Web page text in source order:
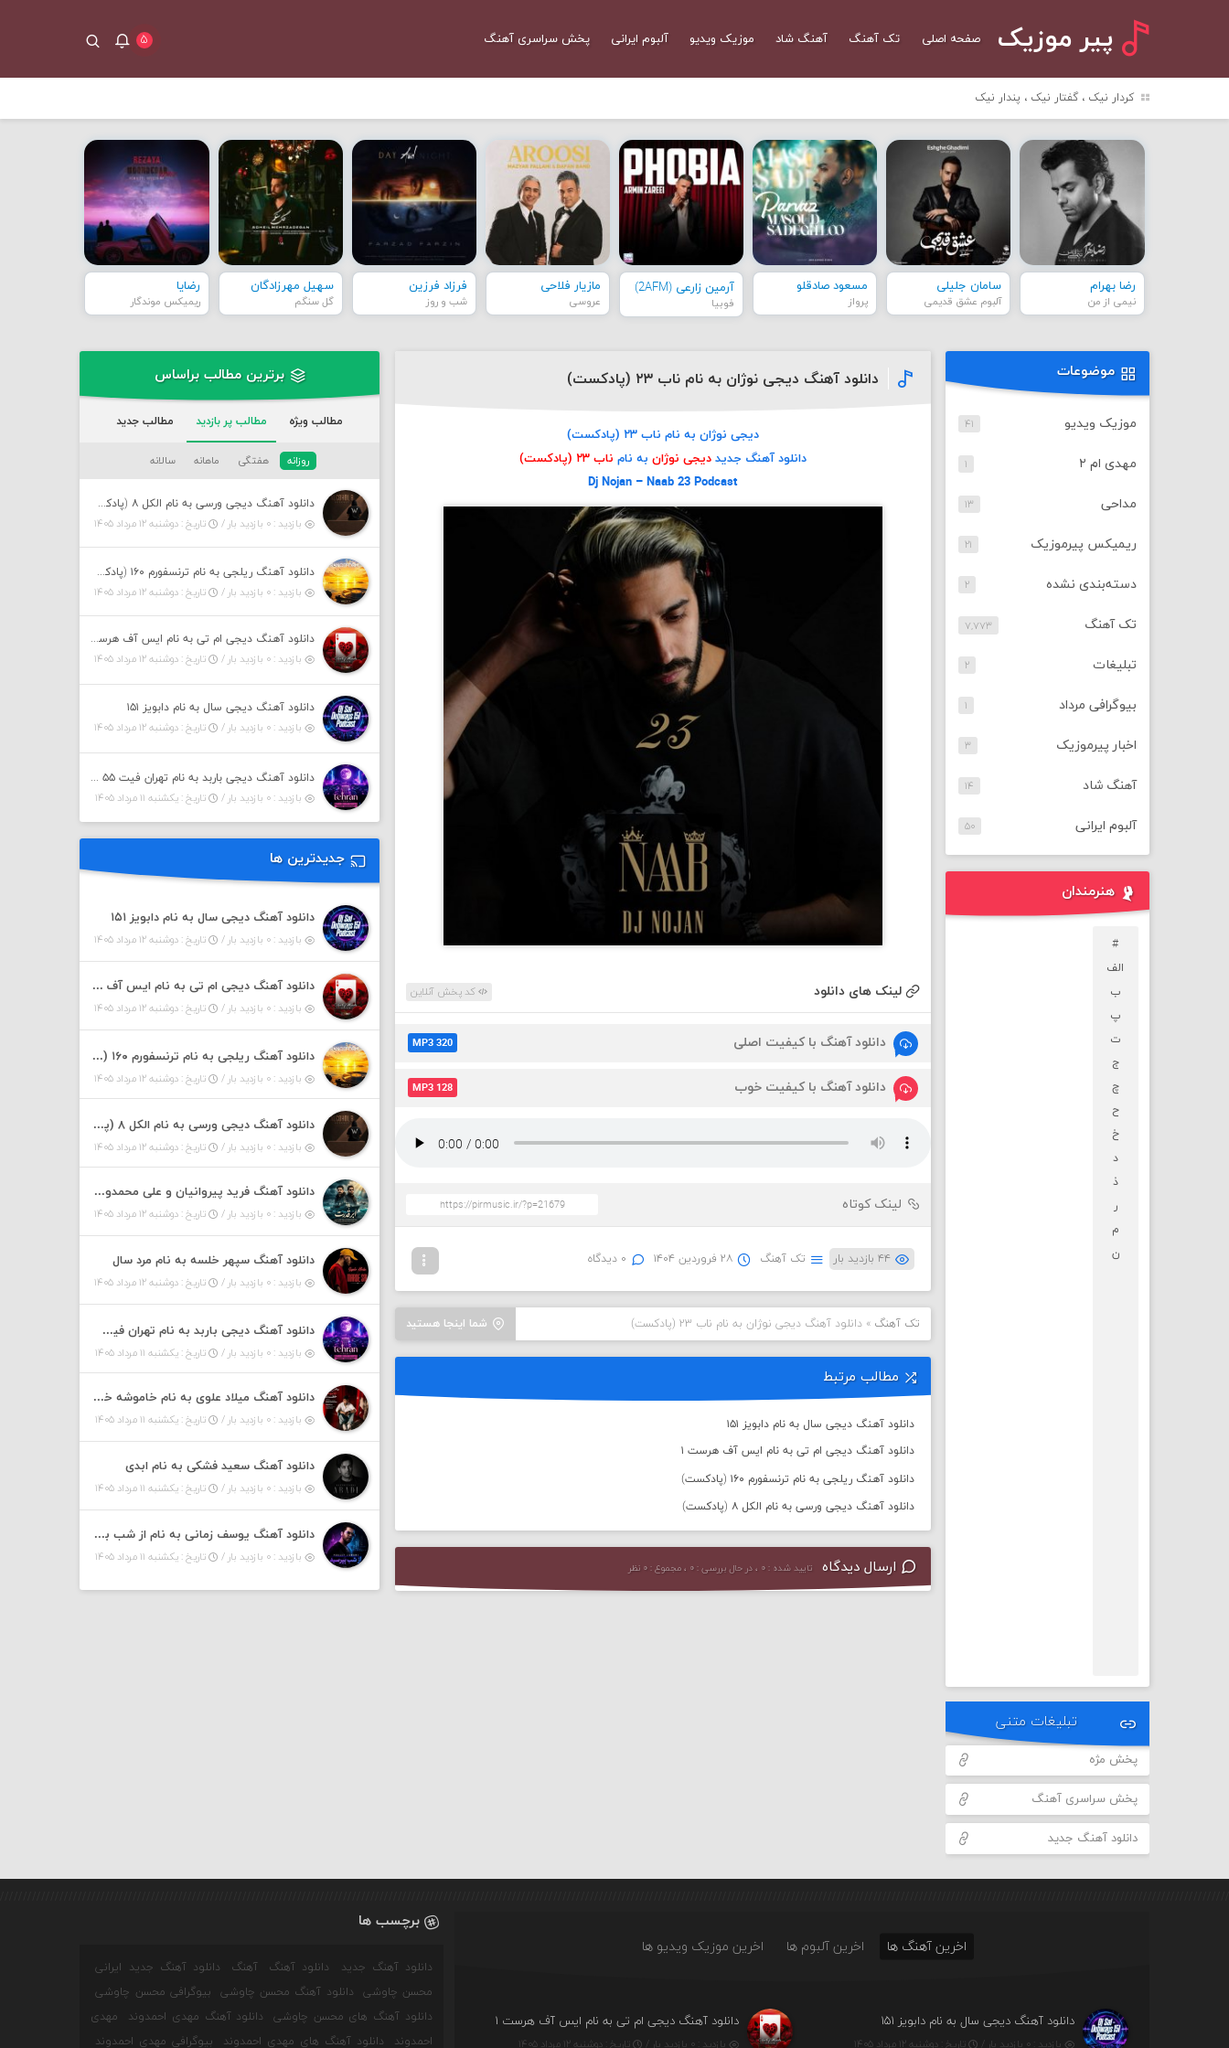
پیر موزیک صفحه اصلی تک آهنگ آهنگ شاد موزیک ویدیو آلبوم ایرانی پخش سراسری آهنگ ۵
کردار نیک ، گفتار نیک ، پندار نیک
رضا بهرام
نیمی از من
سامان جلیلی
آلبوم عشق قدیمی
مسعود صادقلو
پرواز
آرمین زارعی (2AFM)
فوبیا
مازیار فلاحی
عروسی
فرزاد فرزین
شب و روز
سهیل مهرزادگان
گل سنگم
رضایا
ریمیکس موندگار
دانلود آهنگ دیجی نوژان به نام ناب ۲۳ (پادکست)
دیجی نوژان به نام ناب ۲۳ (پادکست)
دانلود آهنگ جدید دیجی نوژان به نام ناب ۲۳ (پادکست)
Dj Nojan – Naab 23 Podcast
لینک های دانلود کد پخش آنلاین
دانلود آهنگ با کیفیت اصلی MP3 320
دانلود آهنگ با کیفیت خوب MP3 128
لینک کوتاه
۴۴ بازدید بار تک آهنگ ۲۸ فروردین ۱۴۰۴ ۰ دیدگاه
شما اینجا هستید تک آهنگ »دانلود آهنگ دیجی نوژان به نام ناب ۲۳ (پادکست)
مطالب مرتبط
دانلود آهنگ دیجی سال به نام دابویز ۱۵۱
دانلود آهنگ دیجی ام تی به نام ایس آف هرست ۱
دانلود آهنگ ریلجی به نام ترنسفورم ۱۶۰ (پادکست)
دانلود آهنگ دیجی ورسی به نام الکل ۸ (پادکست)
ارسال دیدگاه تایید شده : ۰ ، در حال بررسی : ۰ ، مجموع : ۰ نظر
موضوعات
موزیک ویدیو ۴۱
مهدی ام ۲ ۱
مداحی ۱۳
ریمیکس پیرموزیک ۲۱
دسته‌بندی نشده ۲
تک آهنگ ۷,۷۷۳
تبلیغات ۲
بیوگرافی مرداد ۱
اخبار پیرموزیک ۳
آهنگ شاد ۱۴
آلبوم ایرانی ۵۰
هنرمندان
#
الف
ب
پ
ت
ج
چ
ح
خ
د
ذ
ر
م
ن
تبلیغات متنی
پخش مژه
پخش سراسری آهنگ
دانلود آهنگ جدید
برترین مطالب براساس
مطالب ویژه مطالب پر بازدید مطالب جدید
روزانه هفتگی ماهانه سالانه
دانلود آهنگ دیجی ورسی به نام الکل ۸ (پادکست)
بازدید : ۰ بازدید بار /
تاریخ : دوشنبه ۱۲ مرداد ۱۴۰۵
دانلود آهنگ ریلجی به نام ترنسفورم ۱۶۰ (پادکست)
بازدید : ۰ بازدید بار /
تاریخ : دوشنبه ۱۲ مرداد ۱۴۰۵
دانلود آهنگ دیجی ام تی به نام ایس آف هرست ۱
بازدید : ۰ بازدید بار /
تاریخ : دوشنبه ۱۲ مرداد ۱۴۰۵
دانلود آهنگ دیجی سال به نام دابویز ۱۵۱
بازدید : ۰ بازدید بار /
تاریخ : دوشنبه ۱۲ مرداد ۱۴۰۵
دانلود آهنگ دیجی باربد به نام تهران فیت ۵۵ (پادکست)
بازدید : ۰ بازدید بار /
تاریخ : یکشنبه ۱۱ مرداد ۱۴۰۵
جدیدترین ها
دانلود آهنگ دیجی سال به نام دابویز ۱۵۱
بازدید : ۰ بازدید بار / تاریخ : دوشنبه ۱۲ مرداد ۱۴۰۵
دانلود آهنگ دیجی ام تی به نام ایس آف هرست ۱
بازدید : ۰ بازدید بار / تاریخ : دوشنبه ۱۲ مرداد ۱۴۰۵
دانلود آهنگ ریلجی به نام ترنسفورم ۱۶۰ (پادکست)
بازدید : ۰ بازدید بار / تاریخ : دوشنبه ۱۲ مرداد ۱۴۰۵
دانلود آهنگ دیجی ورسی به نام الکل ۸ (پادکست)
بازدید : ۰ بازدید بار / تاریخ : دوشنبه ۱۲ مرداد ۱۴۰۵
دانلود آهنگ فرید پیروانیان و علی محمدوند به نام اَبَر قدرت
بازدید : ۰ بازدید بار / تاریخ : دوشنبه ۱۲ مرداد ۱۴۰۵
دانلود آهنگ سپهر خلسه به نام مرد سال
بازدید : ۰ بازدید بار / تاریخ : دوشنبه ۱۲ مرداد ۱۴۰۵
دانلود آهنگ دیجی باربد به نام تهران فیت ۵۵ (پادکست)
بازدید : ۰ بازدید بار / تاریخ : یکشنبه ۱۱ مرداد ۱۴۰۵
دانلود آهنگ میلاد علوی به نام خاموشه خطت
بازدید : ۰ بازدید بار / تاریخ : یکشنبه ۱۱ مرداد ۱۴۰۵
دانلود آهنگ سعید فشکی به نام ابدی
بازدید : ۰ بازدید بار / تاریخ : یکشنبه ۱۱ مرداد ۱۴۰۵
دانلود آهنگ یوسف زمانی به نام از شب بپرسین میگه چه روزگاری دارم
بازدید : ۰ بازدید بار / تاریخ : یکشنبه ۱۱ مرداد ۱۴۰۵
اخرین آهنگ ها اخرین آلبوم ها اخرین موزیک ویدیو ها
دانلود آهنگ دیجی سال به نام دابویز ۱۵۱
بازدید : ۰ بازدید بار / تاریخ : دوشنبه ۱۲ مرداد ۱۴۰۵
دانلود آهنگ دیجی ام تی به نام ایس آف هرست ۱
بازدید : ۰ بازدید بار / تاریخ : دوشنبه ۱۲ مرداد ۱۴۰۵
برچسب ها
دانلود آهنگ جدید دانلود آهنگ آهنگ
دانلود آهنگ جدید ایرانی
محسن چاوشی
دانلود آهنگ محسن چاوشی
بیوگرافی محسن چاوشی
دانلود آهنگ های محسن چاوشی
دانلود آهنگ مهدی احمدوند
مهدی
احمدوند
دانلود آهنگ های مهدی احمدوند بیوگرافی مهدی احمدوند